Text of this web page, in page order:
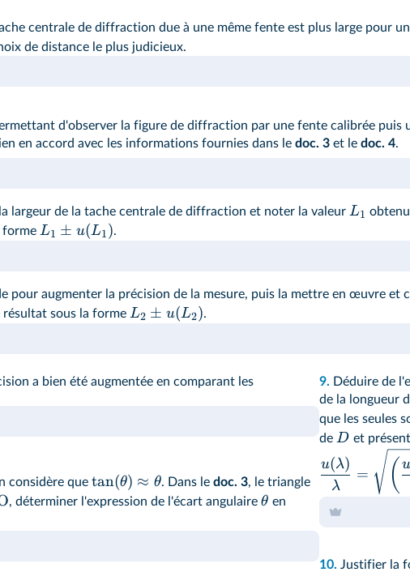
un protocole
centrale de diffraction due à une même fente est plus large pour
de distance le plus judicieux.
d'observer la figure de diffraction par une fente calibrée puis
en accord avec les informations fournies dans le doc. 3 et le doc. 4.
largeur de la tache centrale de diffraction et noter la valeur L1
forme L1 ± u(L1).
pour augmenter la précision de la mesure, puis la mettre en œuvre
sous la forme L2 ± u(L2).
a bien été augmentée en comparant les
considère que tan(θ) ≈ θ. Dans ledoc. 3, le triangle
, déterminer l'expression de l'écart angulaire θ en
9. Déduire de
de la longueur
que les seules
de D et
λ
u(λ)
= ( u
10. Justifier la